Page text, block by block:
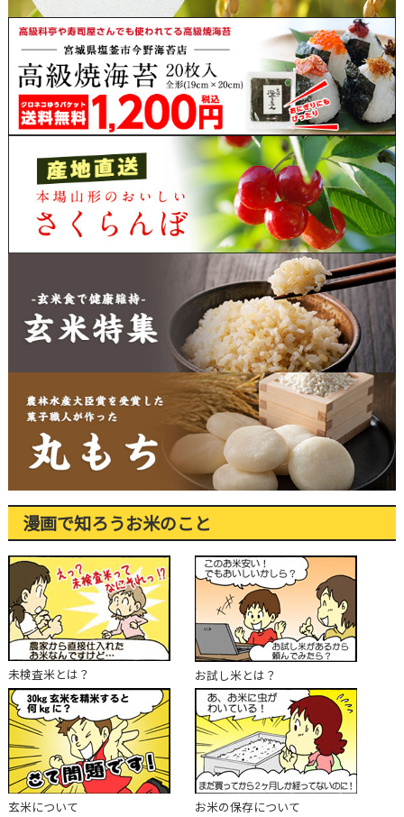
漫画で知ろうお米のこと
未検査米とは？ お試し米とは？
玄米について お米の保存について